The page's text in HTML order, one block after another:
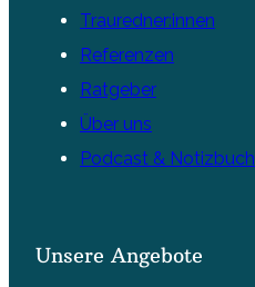
Trauredner:innen
Referenzen
Ratgeber
Über uns
Podcast & Notizbuch
Unsere Angebote